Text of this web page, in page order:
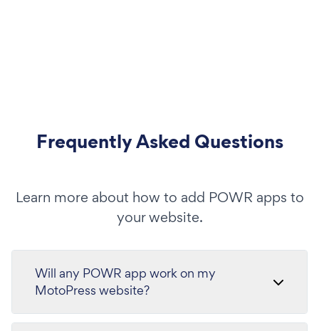
Frequently Asked Questions
Learn more about how to add POWR apps to
your website.
Will any POWR app work on my
MotoPress website?